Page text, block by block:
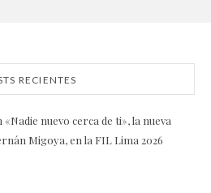
RECIENTES
nuevo cerca de ti», la nueva
Migoya, en la FIL Lima 2026